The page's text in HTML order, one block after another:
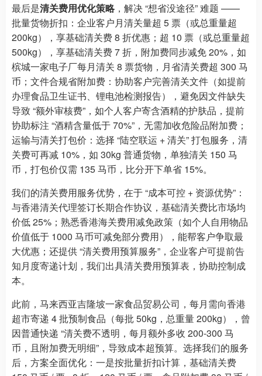
最后是清关费用优化策略，解决 “想省没途径” 难题 ——
批量货物折扣：企业客户月清关量超 5 票（或总重量超
200kg），享基础清关费 8 折优惠；超 10 票（或总重量超
500kg），享基础清关费 7 折，附加费同步减免 20%，如
槟城一家电子厂每月清关 8 票货物，月省清关费超 300 马
币；文件合规省附加费：协助客户完善清关文件（如提前
办理食品卫生证书、锂电池检测报告），避免因文件缺失
导致 “额外审核费”，如个人客户寄含酒精的护肤品，提前
协助标注 “酒精含量低于 70%”，无需加收危险品附加费；
运输与清关打包价：选择 “陆空联运 + 清关” 打包服务，清
关费可再减 10%，如 30kg 普通货物，单独清关 150 马
币，打包价仅需 135 马币，比分开下单省 15%。
我们的清关费用服务优势，在于 “成本可控 + 资源优势”：
与香港清关代理签订长期合作协议，基础清关费比市场均
价低 25%；熟悉香港海关费用减免政策（如个人自用物品
价值低于 1000 马币可减免部分费用），能帮客户争取最
大优惠；还提供 “清关费用预算服务”，企业客户可提前告
知月度寄递计划，我们出具清关费用预算表，协助控制成
本。
此前，马来西亚吉隆坡一家食品贸易公司，每月需向香港
超市寄递 4 批预制食品（每批 50kg，总重量 200kg），曾
因普通快递 “清关费不透明，每月额外多收 200-300 马
币，且附加费无明细”，导致成本超预算。选择我们的服务
后，方案全面优化：一是按批量折扣计算，基础清关费